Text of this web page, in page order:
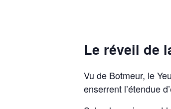
Le réveil de
Vu de Botmeur, le
enserrent l’étendue